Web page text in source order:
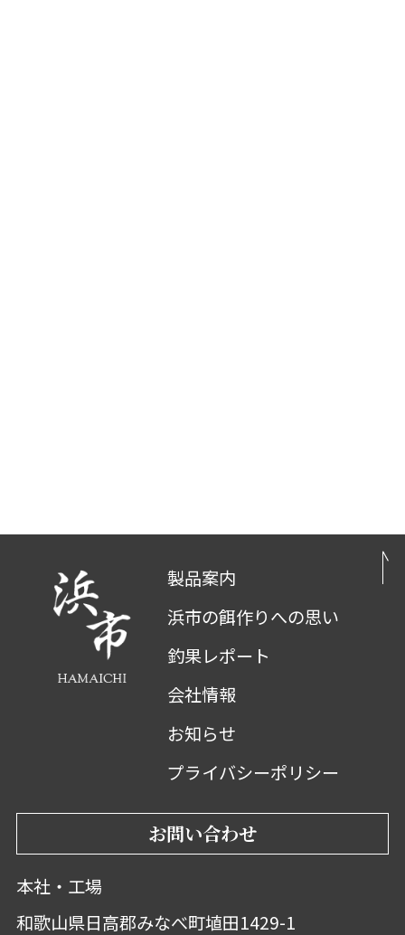
製品案内
浜市の餌作りへの思い
釣果レポート
会社情報
お知らせ
プライバシーポリシー
お問い合わせ
本社・工場
和歌山県日高郡みなべ町埴田1429-1